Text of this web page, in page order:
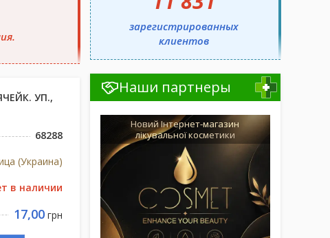
УП.,
68288
(Украина)
в наличии
17,00грн
зарегистрированных
клиентов
Наши партнеры
Новий Інтернет-магазин
лікувальної косметики